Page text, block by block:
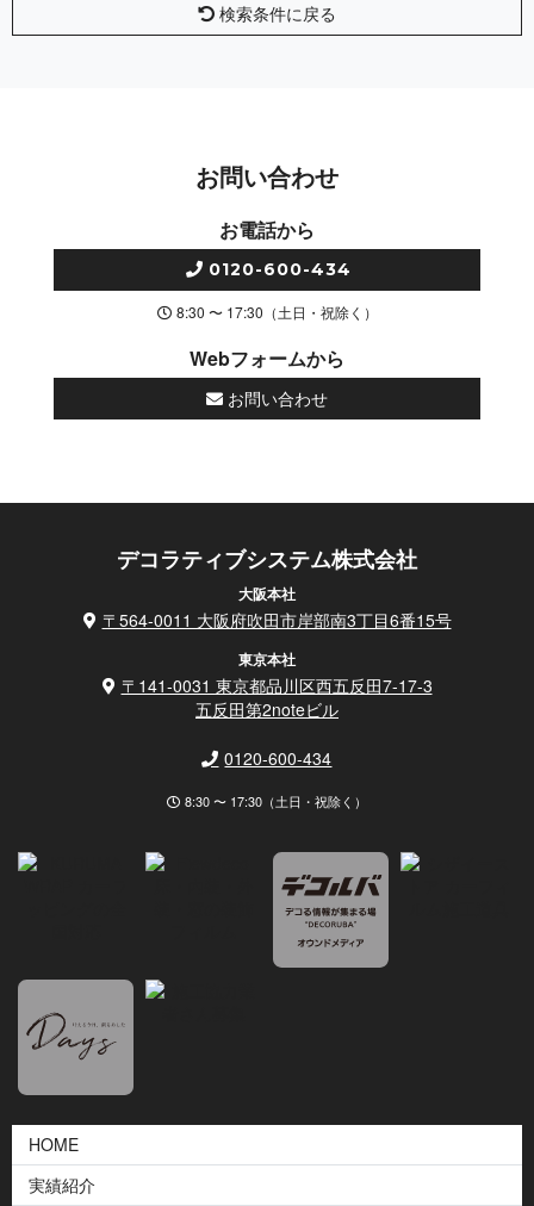
検索条件に戻る
お問い合わせ
お電話から
0120-600-434
8:30 〜 17:30（土日・祝除く）
Webフォームから
お問い合わせ
デコラティブシステム株式会社
大阪本社
〒564-0011 大阪府吹田市岸部南3丁目6番15号
東京本社
〒141-0031 東京都品川区西五反田7-17-3
五反田第2noteビル
0120-600-434
8:30 〜 17:30（土日・祝除く）
HOME
実績紹介